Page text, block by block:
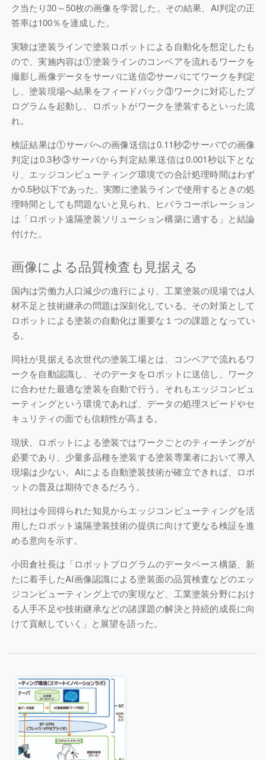
ク当たり30～50枚の画像を学習した。その結果、AI判定の正
答率は100％を達成した。
実験は塗装ラインで塗装ロボットによる自動化を想定したも
ので、実施内容は①塗装ラインのコンベアを流れるワークを
撮影し画像データをサーバに送信②サーバにてワークを判定
し、塗装現場へ結果をフィードバック③ワークに対応したプ
ログラムを起動し、ロボットがワークを塗装するといった流
れ。
検証結果は①サーバへの画像送信は0.11秒②サーバでの画像
判定は0.3秒③サーバから判定結果送信は0.001秒以下とな
り、エッジコンピューティング環境での合計処理時間はわず
か0.5秒以下であった。実際に塗装ラインで使用するときの処
理時間としても問題ないと見られ、ヒバラコーポレーション
は「ロボット遠隔塗装ソリューション構築に適する」と結論
付けた。
画像による品質検査も見据える
国内は労働力人口減少の進行により、工業塗装の現場では人
材不足と技術継承の問題は深刻化している。その対策として
ロボットによる塗装の自動化は重要な１つの課題となってい
る。
同社が見据える次世代の塗装工場とは、コンベアで流れるワ
ークを自動認識し、そのデータをロボットに送信し、ワーク
に合わせた最適な塗装を自動で行う。それもエッジコンピュ
ーティングという環境であれば、データの処理スピードやセ
キュリティの面でも信頼性が高まる。
現状、ロボットによる塗装ではワークごとのティーチングが
必要であり、少量多品種を塗装する塗装専業者において導入
現場は少ない。AIによる自動塗装技術が確立できれば、ロボ
ットの普及は期待できるだろう。
同社は今回得られた知見からエッジコンピューティングを活
用したロボット遠隔塗装技術の提供に向けて更なる検証を進
める意向を示す。
小田倉社長は「ロボットプログラムのデータベース構築、新
たに着手したAI画像認識による塗装面の品質検査などのエッ
ジコンピューティング上での実現など、工業塗装分野におけ
る人手不足や技術継承などの諸課題の解決と持続的成長に向
けて貢献していく」と展望を語った。